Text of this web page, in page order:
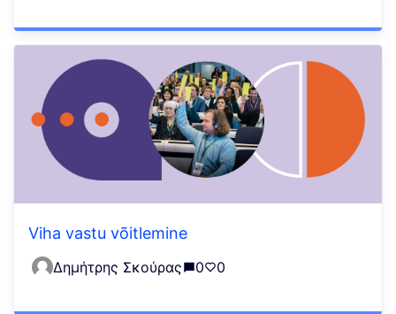
Viha vastu võitlemine
Δημήτρης Σκούρας 0 0